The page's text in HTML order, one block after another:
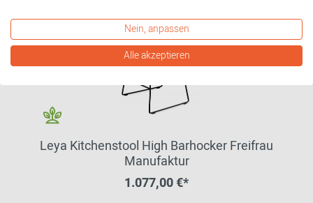
Leya Kitchenstool High Barhocker Freifrau
Manufaktur
1.077,00 €*
Nein, anpassen
Alle akzeptieren